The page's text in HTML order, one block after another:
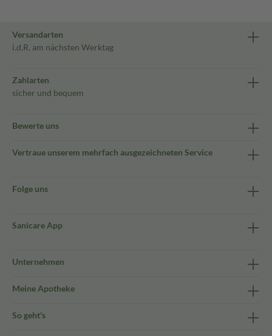
Versandarten
i.d.R. am nächsten Werktag
Zahlarten
sicher und bequem
Bewerte uns
Vertraue unserem mehrfach ausgezeichneten Service
Folge uns
Sanicare App
Unternehmen
Meine Apotheke
So geht's